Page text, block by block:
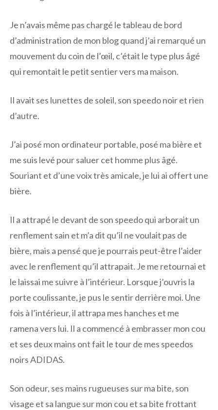
Je n’avais même pas chargé le tableau de bord
d’administration de mon blog quand j’ai remarqué un
mouvement du coin de l’œil, c’était le type plus âgé
qui remontait le petit sentier vers ma maison.
Il avait ses lunettes de soleil, son speedo noir et rien
d’autre.
J’ai posé mon ordinateur portable, posé ma bière et
me suis levé pour saluer cet homme plus âgé.
Souriant et d’une voix très amicale, je lui ai offert une
bière.
Il a attrapé le devant de son speedo qui arborait un
renflement sain et m’a dit qu’il ne voulait pas de
bière, mais a pensé que je pourrais peut-être l’aider
avec le renflement qu’il attrapait. Je me retournai et
le laissai me suivre à l’intérieur. Lorsque j’ouvris la
porte coulissante, je pus le sentir derrière moi. Une
fois à l’intérieur, il attrapa mes hanches et me
ramena vers lui. Il a commencé à embrasser mon cou
et ses deux mains ont fait le tour de mes speedos
noirs ADIDAS.
Son odeur, ses mains rugueuses sur ma bite, son
visage et sa langue sur mon cou et sa bite frottant